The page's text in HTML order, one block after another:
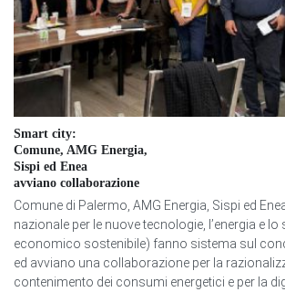
Smart city:
Comune, AMG Energia,
Sispi ed Enea
avviano collaborazione
Comune di Palermo, AMG Energia, Sispi ed
nazionale per le nuove tecnologie, l’energia e lo
economico sostenibile) fanno sistema sul
ed avviano una collaborazione per la
contenimento dei consumi energetici e per la